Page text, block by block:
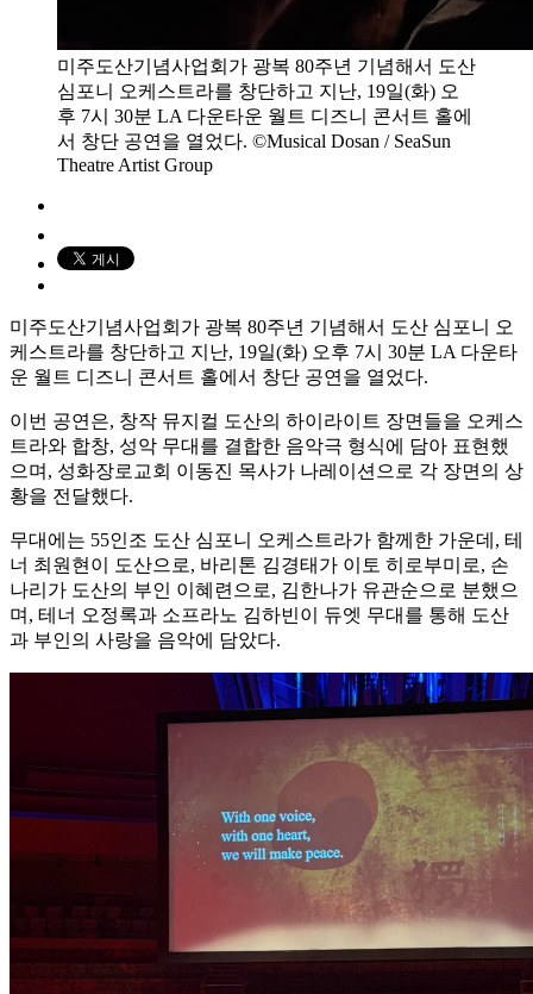
미주도산기념사업회가 광복 80주년 기념해서 도산
심포니 오케스트라를 창단하고 지난, 19일(화) 오
후 7시 30분 LA 다운타운 월트 디즈니 콘서트 홀에
서 창단 공연을 열었다. ©Musical Dosan / SeaSun
Theatre Artist Group
미주도산기념사업회가 광복 80주년 기념해서 도산 심포니 오
케스트라를 창단하고 지난, 19일(화) 오후 7시 30분 LA 다운타
운 월트 디즈니 콘서트 홀에서 창단 공연을 열었다.
이번 공연은, 창작 뮤지컬 도산의 하이라이트 장면들을 오케스
트라와 합창, 성악 무대를 결합한 음악극 형식에 담아 표현했
으며, 성화장로교회 이동진 목사가 나레이션으로 각 장면의 상
황을 전달했다.
무대에는 55인조 도산 심포니 오케스트라가 함께한 가운데, 테
너 최원현이 도산으로, 바리톤 김경태가 이토 히로부미로, 손
나리가 도산의 부인 이혜련으로, 김한나가 유관순으로 분했으
며, 테너 오정록과 소프라노 김하빈이 듀엣 무대를 통해 도산
과 부인의 사랑을 음악에 담았다.